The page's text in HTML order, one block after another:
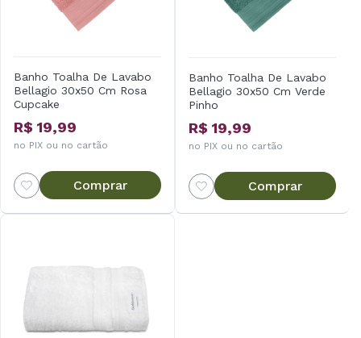
Banho Toalha De Lavabo
Bellagio 30x50 Cm Rosa
Cupcake
R$ 19,99
no PIX ou no cartão
Comprar
Banho Toalha De Lavabo
Bellagio 30x50 Cm Verde
Pinho
R$ 19,99
no PIX ou no cartão
Comprar